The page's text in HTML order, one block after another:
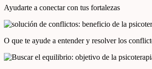
Ayudarte a conectar con tus fortalezas
O que te ayude a entender y resolver los